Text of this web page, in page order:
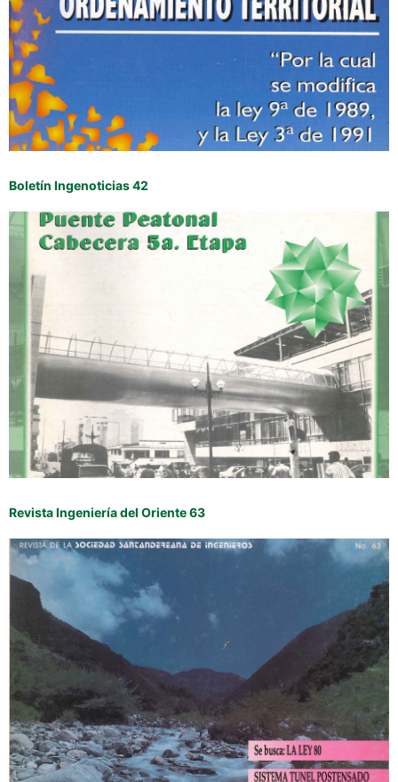
Boletín Ingenoticias 42
Revista Ingeniería del Oriente 63